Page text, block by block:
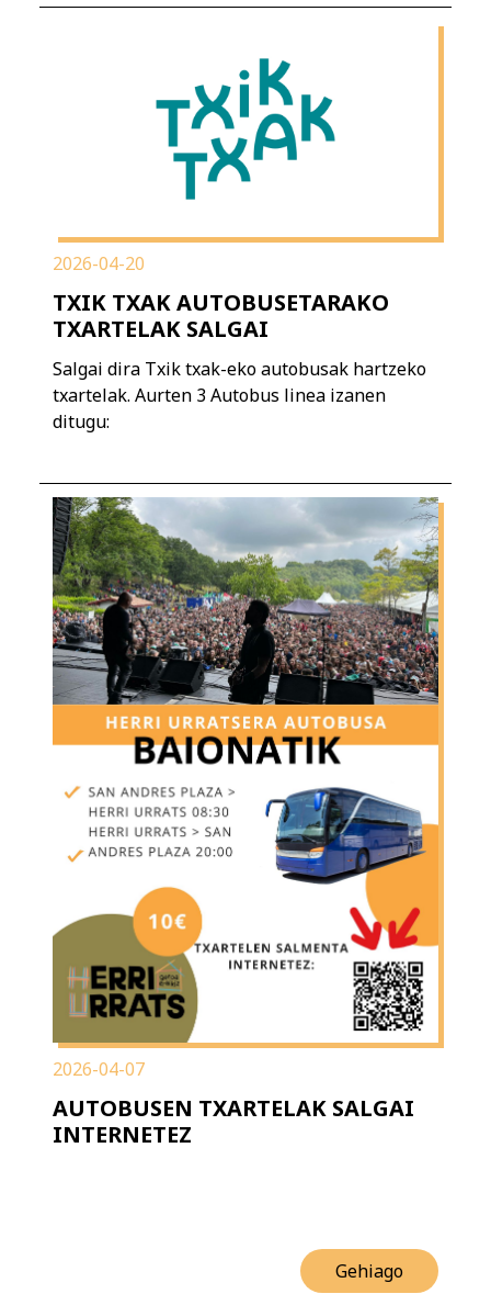
2026-04-20
TXIK TXAK AUTOBUSETARAKO
TXARTELAK SALGAI
Salgai dira Txik txak-eko autobusak hartzeko
txartelak. Aurten 3 Autobus linea izanen
ditugu:
2026-04-07
AUTOBUSEN TXARTELAK SALGAI
INTERNETEZ
Gehiago